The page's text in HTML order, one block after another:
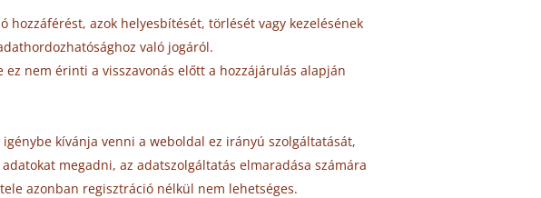
azok helyesbítését, törlését vagy kezelésének
való jogáról.
nem érinti a visszavonás előtt a hozzájárulás alapján
kívánja venni a weboldal ez irányú szolgáltatását,
megadni, az adatszolgáltatás elmaradása számára
azonban regisztráció nélkül nem lehetséges.